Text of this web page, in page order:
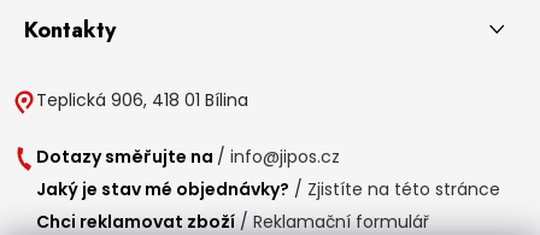
Kontakty
Teplická 906, 418 01 Bílina
Dotazy směřujte na / info@jipos.cz
Jaký je stav mé objednávky? / Zjistíte na této stránce
Chci reklamovat zboží / Reklamační formulář